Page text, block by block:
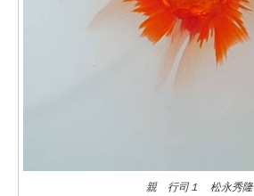
親 行司１ 松永秀隆